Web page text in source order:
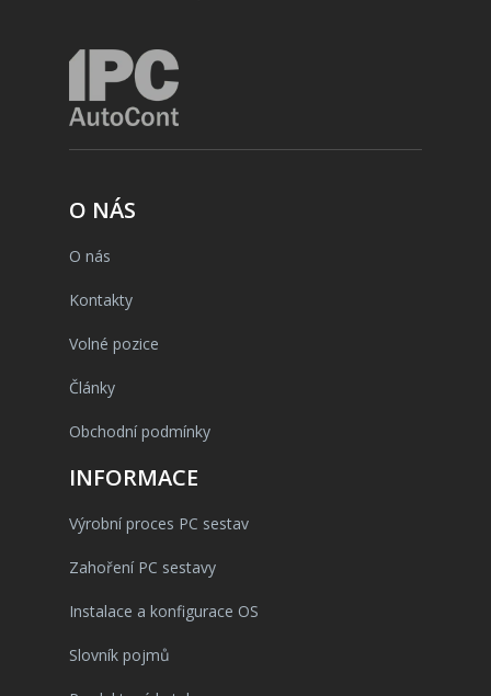
O NÁS
O nás
Kontakty
Volné pozice
Články
Obchodní podmínky
INFORMACE
Výrobní proces PC sestav
Zahoření PC sestavy
Instalace a konfigurace OS
Slovník pojmů